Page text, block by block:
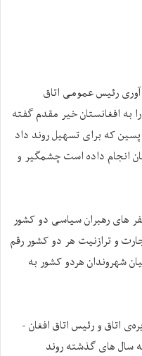
رئیس عمومی اتاق
به افغانستان خیر مقدم گفته
که برای تسهیل روند داد
انجام داده است چشمگیر و
های رهبران سیاسی دو کشور
و ترازنیت هر دو کشور رقم
شهروندان هردو کشور به
اتاق و رئیس اتاق افغان -
سال های گذشته روند